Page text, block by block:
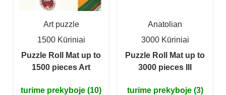
Art puzzle
1500 Kūriniai
Puzzle Roll Mat up to
1500 pieces Art
turime prekyboje (10)
Anatolian
3000 Kūriniai
Puzzle Roll Mat up to
3000 pieces III
turime prekyboje (3)